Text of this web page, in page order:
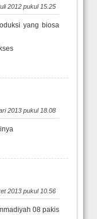
2012 pukul 15.25
yang biosa
2013 pukul 18.08
2013 pukul 10.56
08 pakis